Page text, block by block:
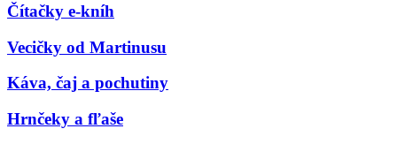
Čítačky e-kníh
Vecičky od Martinusu
Káva, čaj a pochutiny
Hrnčeky a fľaše